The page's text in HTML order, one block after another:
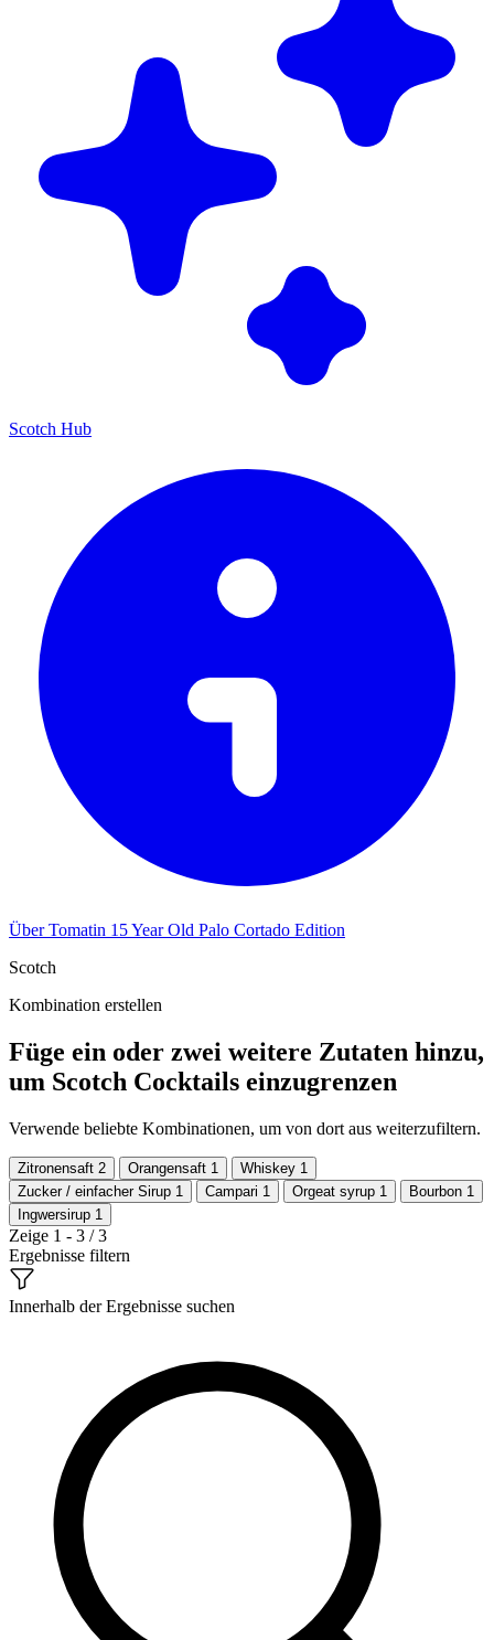
Scotch Hub
Über Tomatin 15 Year Old Palo Cortado Edition
Scotch
Kombination erstellen
Füge ein oder zwei weitere Zutaten hinzu,
um Scotch Cocktails einzugrenzen
Verwende beliebte Kombinationen, um von dort aus weiterzufiltern.
Zitronensaft 2 Orangensaft 1 Whiskey 1
Zucker / einfacher Sirup 1 Campari 1 Orgeat syrup 1 Bourbon 1
Ingwersirup 1
Zeige 1 - 3 / 3
Ergebnisse filtern
Innerhalb der Ergebnisse suchen